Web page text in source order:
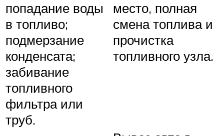
попадание воды
в топливо;
подмерзание
конденсата;
забивание
топливного
фильтра или
труб.
место, полная
смена топлива и
прочистка
топливного узла.